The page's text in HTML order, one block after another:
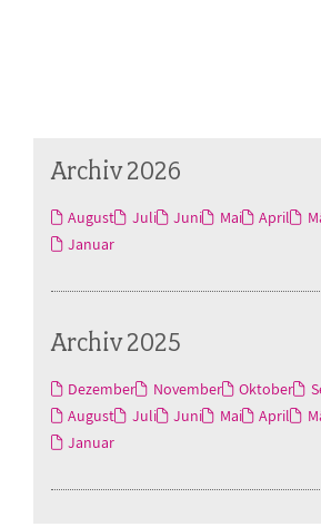
Archiv 2026
August Juli Juni Mai April
Januar
Archiv 2025
Dezember November Oktober
August
Juli Juni Mai April
Januar